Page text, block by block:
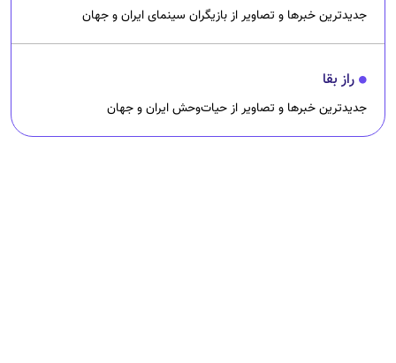
جدیدترین خبرها و تصاویر از بازیگران سینمای ایران و جهان
راز بقا
جدیدترین خبرها و تصاویر از حیات‌وحش ایران و جهان